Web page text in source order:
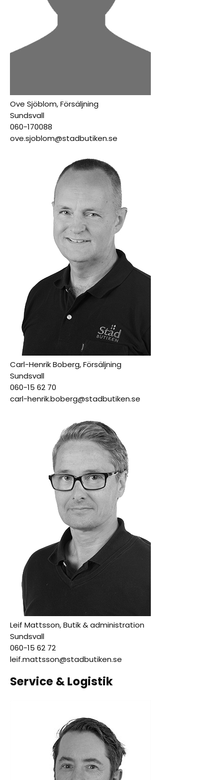
Ove Sjöblom, Försäljning
Sundsvall
060-170088
ove.sjoblom@stadbutiken.se
Carl-Henrik Boberg, Försäljning
Sundsvall
060-15 62 70
carl-henrik.boberg@stadbutiken.se
Leif Mattsson, Butik & administration
Sundsvall
060-15 62 72
leif.mattsson@stadbutiken.se
Service & Logistik